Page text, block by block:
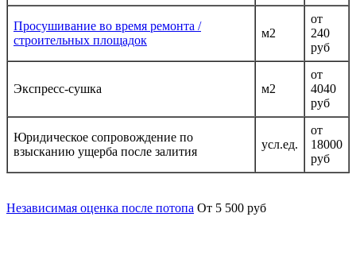
Просушивание во время ремонта /
строительных площадок
м2
от
240
руб
Экспресс-сушка м2
от
4040
руб
Юридическое сопровождение по
взысканию ущерба после залития
усл.ед.
от
18000
руб
Независимая оценка после потопа От 5 500 руб